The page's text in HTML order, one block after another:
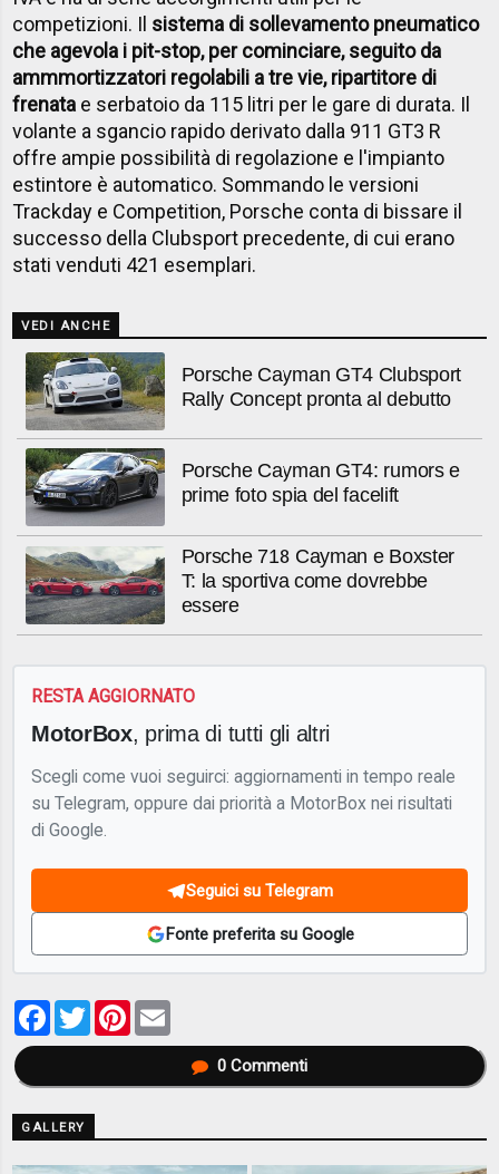
competizioni. Il sistema di sollevamento pneumatico
che agevola i pit-stop, per cominciare, seguito da
ammmortizzatori regolabili a tre vie, ripartitore di
frenata e serbatoio da 115 litri per le gare di durata. Il
volante a sgancio rapido derivato dalla 911 GT3 R
offre ampie possibilità di regolazione e l'impianto
estintore è automatico. Sommando le versioni
Trackday e Competition, Porsche conta di bissare il
successo della Clubsport precedente, di cui erano
stati venduti 421 esemplari.
VEDI ANCHE
Porsche Cayman GT4 Clubsport
Rally Concept pronta al debutto
Porsche Cayman GT4: rumors e
prime foto spia del facelift
Porsche 718 Cayman e Boxster
T: la sportiva come dovrebbe
essere
RESTA AGGIORNATO
MotorBox, prima di tutti gli altri
Scegli come vuoi seguirci: aggiornamenti in tempo reale
su Telegram, oppure dai priorità a MotorBox nei risultati
di Google.
Seguici su Telegram
Fonte preferita su Google
Facebook
TwitterPinterest
0Commenti
GALLERY